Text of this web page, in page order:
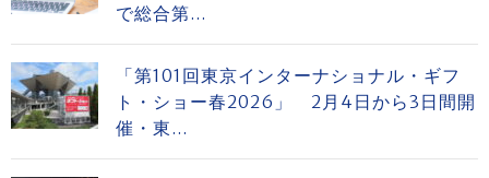
で総合第...
「第101回東京インターナショナル・ギフ
ト・ショー春2026」 2月4日から3日間開
催・東...